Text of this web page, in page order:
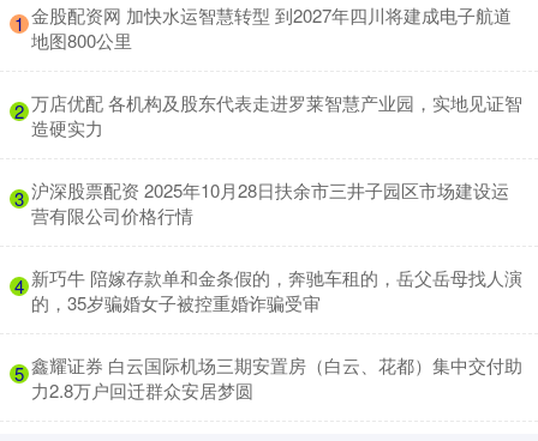
1 ​金股配资网 加快水运智慧转型 到2027年四川将建成电子航道
地图800公里
2 ​万店优配 各机构及股东代表走进罗莱智慧产业园，实地见证智
造硬实力
3 ​沪深股票配资 2025年10月28日扶余市三井子园区市场建设运
营有限公司价格行情
4 ​新巧牛 陪嫁存款单和金条假的，奔驰车租的，岳父岳母找人演
的，35岁骗婚女子被控重婚诈骗受审
5 ​鑫耀证券 白云国际机场三期安置房（白云、花都）集中交付助
力2.8万户回迁群众安居梦圆